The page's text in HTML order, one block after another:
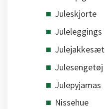
Juleskjorte
Juleleggings
Julejakkesæt
Julesengetøj
Julepyjamas
Nissehue